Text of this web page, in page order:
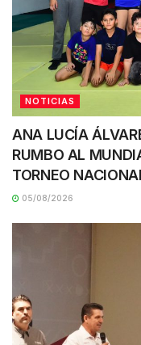
NOTICIAS
ANA LUCÍA
RUMBO AL
TORNEO
05/08/2026